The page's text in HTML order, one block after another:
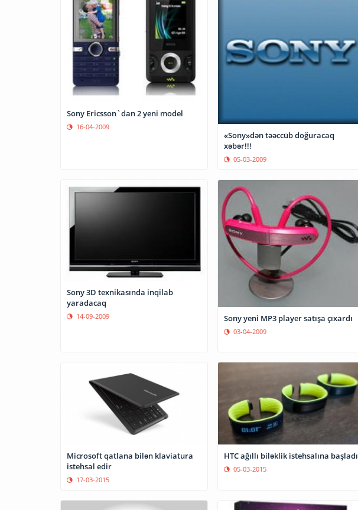
Sony Ericsson`dan 2 yeni model
16-04-2009
«Sony»dən təəccüb doğuracaq
xəbər!!!
05-03-2009
Sony 3D texnikasında inqilab
yaradacaq
14-09-2009 Sony yeni MP3 player satışa çıxardı
03-04-2009
Microsoft qatlana bilən klaviatura
istehsal edir
17-03-2015
HTC ağıllı biləklik istehsalına başladı
05-03-2015